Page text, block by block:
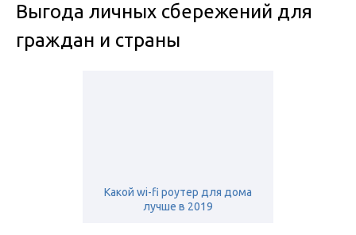
Выгода личных сбережений для
граждан и страны
Какой wi-fi роутер для дома
лучше в 2019